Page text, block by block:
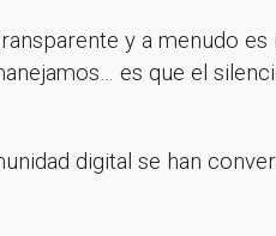
y a menudo
es que el
digital se han